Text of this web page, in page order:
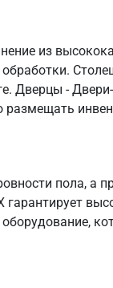
из
Дверцы -
размещать
пола, а